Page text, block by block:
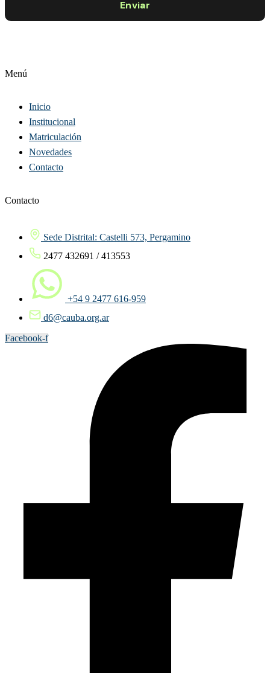
Menú
Inicio
Institucional
Matriculación
Novedades
Contacto
Contacto
Sede Distrital: Castelli 573, Pergamino
2477 432691 / 413553
+54 9 2477 616-959
d6@cauba.org.ar
Facebook-f